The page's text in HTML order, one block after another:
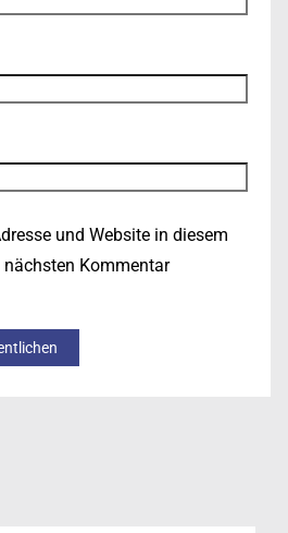
und Website in diesem
Kommentar